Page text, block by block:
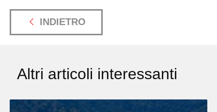
INDIETRO
Altri articoli interessanti